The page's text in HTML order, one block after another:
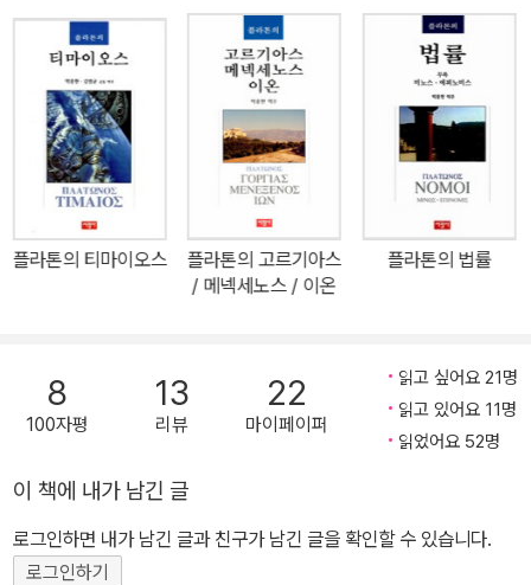
은 후 제자인 플라톤의 작품을 통해 그의 철학적 삶이 알려지게 되었
다. 플라톤의 저서 30여 편 가운데 한 편을 제외하고는 대부분이 대
화 형식을 취하고 있어 ‘대화편’이라고 불린다. 《국가》 《소크라테스
의 변명》 《향연》 《파이돈》 《크리톤》 《프로타고라스》 등에서 주인공
으로 모두 소크라테스를 내세우고 있다. 이로써 많은 저서는 스승인
소크라테스에 대한 기록들로 스승의 영향이 플라톤의 사상적 근간이
었음을 말해주고 있다. 플라톤의 사상을 한마디로 요약하기란 불가능
하다. 고대의 사상가들이 그러하듯, 플라톤 역시 현대의 분과학문 체
계로는 불가능할 법한 종합적 사상을 개진하였다. 그는 인식론적 측
에서 플라톤은 민주적인 정치 체제보다는 지적 소양이 풍부한 귀족들
에 의한 통치를 선호했다. 철인 군주론은 플라톤의 정치관을 잘 드러
내는 개념이다. 그는 종종 제자인 아리스토텔레스와 비교되는데, 아
리스토텔레스의 사상이 다분히 현상 지향적이었다면 플라톤의 사상
은 이상적이고 관념 위주였다는 평을 받는다.
2003년에는 인촌상(학술부문)을 받았다. 그리고 한국서양고전철학
회 회장(1976~1987) 및 한국서양고전학회 회장(1990~1992) 일
을 맡기도 했으며, 현재(2007년 이후)는 아테네에 본부를 둔 ‘국제
그리스철학협회’ 명예회장들의 일원으로 활동하고 있다. 지은 책으로
는 《헬라스 사상의 심층》(서광사, 2001), 《적도(適度) 또는 중용의
사상》(서광사, 2022 개정증보판), 《희랍 사상의 이해》, 《플라톤》(편
저)이 있으며, 역주서로 《플라톤의 국가(政體)》(서광사, 1997),
《플라톤의 티마이오스》(서광사, 2000), 《플라톤의 네 대화편: 에우
티프론, 소크라테스의 변론, 크리톤, 파이돈》(서광사, 2003), 《플라
논》(서광사, 2010), 《플라톤의 향연/파이드로스/리시스》(서광사, 2
016), 《플라톤의 고르기아스/메넥세노스/이온》(서광사, 2018), 《플
라톤의 소피스테스/정치가》(서광사, 2021), 《플라톤의 카르미데스/
크리티아스/서간집》(서광사, 2023), 《플라톤의 에우티데모스/크라
0)이 있다.
플라톤의 티마이오스
플라톤의 고르기아스
/ 메넥세노스 / 이온
플라톤의 법률
8
100자평
13
리뷰
22
마이페이퍼
읽고 싶어요 21명
읽고 있어요 11명
읽었어요 52명
이 책에 내가 남긴 글
로그인하면 내가 남긴 글과 친구가 남긴 글을 확인할 수 있습니다.
로그인하기